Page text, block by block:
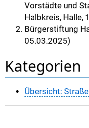
Vorstädte und
Halbkreis, Halle,
Bürgerstiftung
05.03.2025)
Kategorien
Übersicht: